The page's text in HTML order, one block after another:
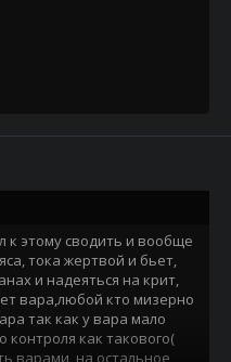
к этому сводить и вообще
тока жертвой и бьет,
и надеяться на крит,
вара,любой кто мизерно
так как у вара мало
контроля как такового(
варами, на остальное